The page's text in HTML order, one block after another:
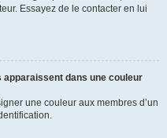
Essayez de le contacter en lui
apparaissent dans une couleur
une couleur aux membres d’un